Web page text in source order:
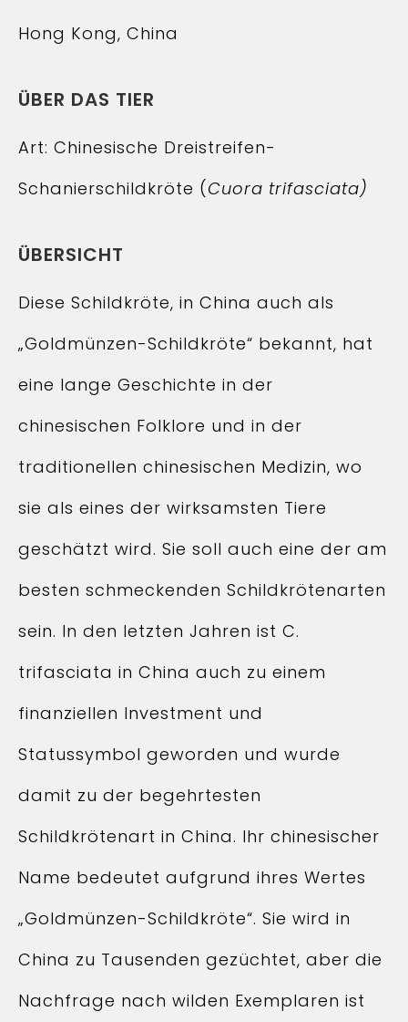
Hong Kong, China
ÜBER DAS TIER
Art: Chinesische Dreistreifen-
Schanierschildkröte (Cuora trifasciata)
ÜBERSICHT
Diese Schildkröte, in China auch als
„Goldmünzen-Schildkröte“ bekannt, hat
eine lange Geschichte in der
chinesischen Folklore und in der
traditionellen chinesischen Medizin, wo
sie als eines der wirksamsten Tiere
geschätzt wird. Sie soll auch eine der am
besten schmeckenden Schildkrötenarten
sein. In den letzten Jahren ist C.
trifasciata in China auch zu einem
finanziellen Investment und
Statussymbol geworden und wurde
damit zu der begehrtesten
Schildkrötenart in China. Ihr chinesischer
Name bedeutet aufgrund ihres Wertes
„Goldmünzen-Schildkröte“. Sie wird in
China zu Tausenden gezüchtet, aber die
Nachfrage nach wilden Exemplaren ist